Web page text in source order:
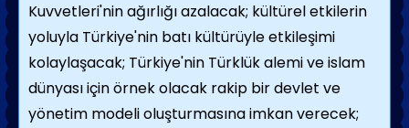
Kuvvetleri'nin ağırlığı azalacak; kültürel etkilerin
yoluyla Türkiye'nin batı kültürüyle etkileşimi
kolaylaşacak; Türkiye'nin Türklük alemi ve islam
dünyası için örnek olacak rakip bir devlet ve
yönetim modeli oluşturmasına imkan verecek;